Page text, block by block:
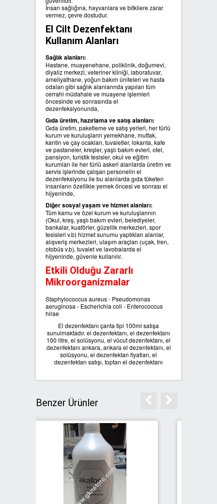
İnsan sağlığına, hayvanlara ve bitkilere zarar
vermez, çevre dostudur.
El Cilt Dezenfektanı
Kullanım Alanları
Sağlık alanları:
Hastane, muayenehane, poliklinik, doğumevi,
diyaliz merkezi, veteriner kliniği, laboratuvar,
ameliyathane, yoğun bakım üniteleri ve hasta
odaları gibi sağlık alanlarında yapılan tüm
cerrahi müdahale ve muayene işlemleri
öncesinde ve sonrasında el
dezenfeksiyonunda,
Gıda üretim, hazırlama ve satış alanları:
Gıda üretim, paketleme ve satış yerleri, her türlü
kurum ve kuruluşların yemekhane, mutfak,
kantin ve çay ocakları, tuvaletler, lokanta, kafe
ve pastaneler, kreşler, yaşlı bakım evleri, otel,
pansiyon, turistik tesisler, okul ve eğitim
kurumları ile her türlü askeri alanlarda üretim ve
servis işlerinde çalışan personelin el
dezenfeksiyonu ile bu alanlarda gıda tüketen
insanların özellikle yemek öncesi ve sonrası el
hijyeninde,
Diğer sosyal yaşam ve hizmet alanları:
Tüm kamu ve özel kurum ve kuruluşlarının
(Okul, kreş, yaşlı bakım evleri, belediyeler,
bankalar, kuaförler, güzellik merkezleri, spor
tesisleri v.b) hizmet sunumu yaptıkları alanlar,
alışveriş merkezleri, ulaşım araçları (uçak, tren,
otobüs v.b), tuvalet ve lavobalarda el
hijyeninde, güvenle kullanılır.
Etkili Olduğu Zararlı
Mikroorganizmalar
Staphylococcus aureus - Pseudomonas
aeruginosa - Escherichia coli - Enterococcus
hirae
El dezenfektanı çanta tipi 100ml satışa
sunulmaktadır. el dezenfektanı, el dezenfektanı
100 litre, el solüsyonu, el vücut dezenfektanı, el
dezenfektanı ankara, ankara el dezenfektanı, el
solüsyonu, el dezenfektan fiyatları, el
dezenfektan satışı, toptan el dezenfektanı
Benzer Ürünler